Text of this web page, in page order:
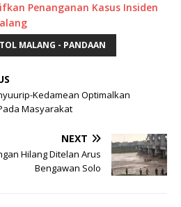
Penanganan Kasus Insiden
TOL MALANG - PANDAAN
Kedamean Optimalkan
Masyarakat
NEXT
Hilang Ditelan Arus
Bengawan Solo